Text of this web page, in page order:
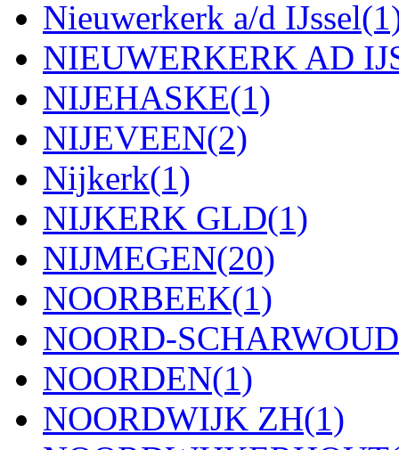
Nieuwerkerk a/d IJssel
NIEUWERKERK AD
NIJEHASKE(1)
NIJEVEEN(2)
Nijkerk(1)
NIJKERK GLD(1)
NIJMEGEN(20)
NOORBEEK(1)
NOORD-
NOORDEN(1)
NOORDWIJK ZH(1)